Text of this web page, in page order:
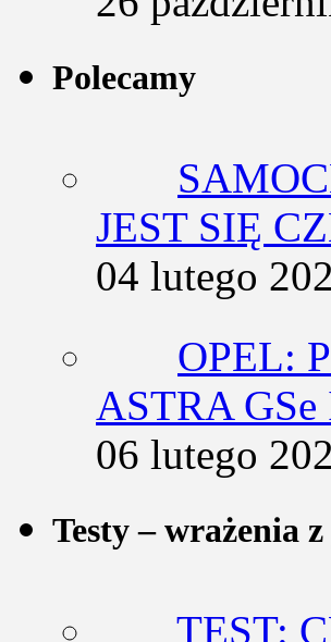
Polecamy
JEST SIĘ
04 lutego
OPEL:
ASTRA GSe
06 lutego
Testy – wrażenia
TEST: